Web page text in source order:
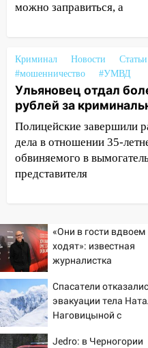
11:12
Соцсети: на
днем 6 августа:
10:16 Внимание! В
объявлена
10:00 В
51-летний мужчина
09:50 В
юному
Чернышевского
08:21
В
велосипеда
07:18
В Ульяновск
погода в четверг
можно заправиться, а
Криминал Новости
Статьи
#мошенничество
#УМВД
Ульяновец отдал
рублей за
Полицейские завершили
дела в отношении 35-
обвиняемого в
представителя
«Они в гости вдвоем
ходят»: известная
журналистка
Бондарчука и
Спасатели
эвакуации тела
Наговицыной с
Jedro: в Черногории